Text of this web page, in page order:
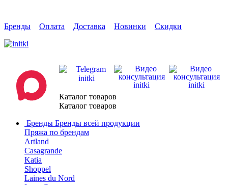
Бренды Оплата Доставка Новинки Скидки
Каталог товаров
Каталог товаров
Бренды Бренды всей продукции
Пряжа по брендам
Artland
Casagrande
Katia
Shoppel
Laines du Nord